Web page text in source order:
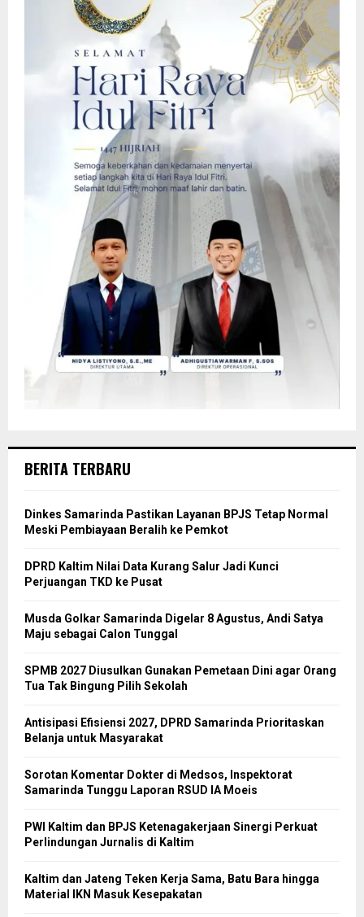
BERITA TERBARU
Dinkes Samarinda Pastikan Layanan BPJS Tetap Normal
Meski Pembiayaan Beralih ke Pemkot
DPRD Kaltim Nilai Data Kurang Salur Jadi Kunci
Perjuangan TKD ke Pusat
Musda Golkar Samarinda Digelar 8 Agustus, Andi Satya
Maju sebagai Calon Tunggal
SPMB 2027 Diusulkan Gunakan Pemetaan Dini agar Orang
Tua Tak Bingung Pilih Sekolah
Antisipasi Efisiensi 2027, DPRD Samarinda Prioritaskan
Belanja untuk Masyarakat
Sorotan Komentar Dokter di Medsos, Inspektorat
Samarinda Tunggu Laporan RSUD IA Moeis
PWI Kaltim dan BPJS Ketenagakerjaan Sinergi Perkuat
Perlindungan Jurnalis di Kaltim
Kaltim dan Jateng Teken Kerja Sama, Batu Bara hingga
Material IKN Masuk Kesepakatan